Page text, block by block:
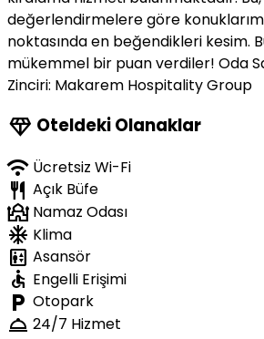
değerlendirmelere göre
noktasında en beğendikleri kesim.
mükemmel bir puan verdiler! Oda
Zinciri: Makarem Hospitality Group
diamond Oteldeki Olanaklar
wifi Ücretsiz Wi-Fi
restaurant Açık Büfe
mosque Namaz Odası
ac_unit Klima
elevator Asansör
accessible Engelli Erişimi
local_parking Otopark
room_service 24/7 Hizmet